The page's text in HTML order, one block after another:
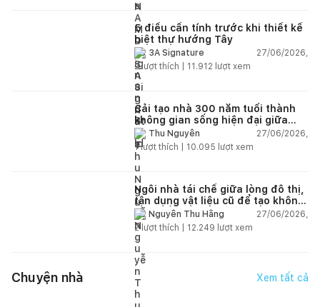
5 điều cần tính trước khi thiết kế
biệt thự hướng Tây
3A Signature
27/06/2026,
2lượt thích | 11.912 lượt xem
Cải tạo nhà 300 năm tuổi thành
không gian sống hiện đại giữa
thiên nhiên
Thu Nguyễn
27/06/2026,
1lượt thích | 10.095 lượt xem
Ngôi nhà tái chế giữa lòng đô thị,
tận dụng vật liệu cũ để tạo không
gian sống linh hoạt
Nguyễn Thu Hằng
27/06/2026,
2lượt thích | 12.249 lượt xem
Chuyện nhà Xem tất cả